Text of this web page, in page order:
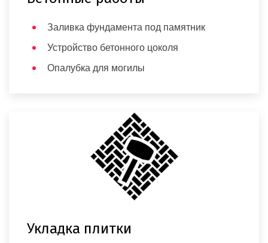
Заливка фундамента под памятник
Устройство бетонного цоколя
Опалубка для могилы
Укладка плитки